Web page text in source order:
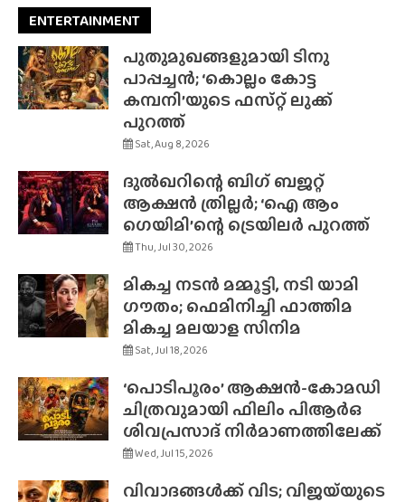
ENTERTAINMENT
പുതുമുഖങ്ങളുമായി ടിനു
പാപ്പച്ചൻ; ‘കൊല്ലം കോട്ട
കമ്പനി’യുടെ ഫസ്‌റ്റ് ലുക്ക്
പുറത്ത്
Sat, Aug 8, 2026
ദുൽഖറിന്റെ ബിഗ് ബജറ്റ്
ആക്ഷൻ ത്രില്ലർ; ‘ഐ ആം
ഗെയിമി’ന്റെ ട്രെയിലർ പുറത്ത്
Thu, Jul 30, 2026
മികച്ച നടൻ മമ്മൂട്ടി, നടി യാമി
ഗൗതം; ഫെമിനിച്ചി ഫാത്തിമ
മികച്ച മലയാള സിനിമ
Sat, Jul 18, 2026
‘പൊടിപൂരം’ ആക്ഷൻ-കോമഡി
ചിത്രവുമായി ഫിലിം പിആർഒ
ശിവപ്രസാദ് നിർമാണത്തിലേക്ക്
Wed, Jul 15, 2026
വിവാദങ്ങൾക്ക് വിട; വിജയ്‌യുടെ